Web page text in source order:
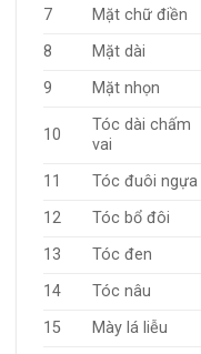
7
Mặt chữ điền
8
Mặt dài
9
Mặt nhọn
10
Tóc dài chấm
vai
11 Tóc đuôi ngựa
12
Tóc bổ đôi
13
Tóc đen
14
Tóc nâu
15
Mày lá liễu